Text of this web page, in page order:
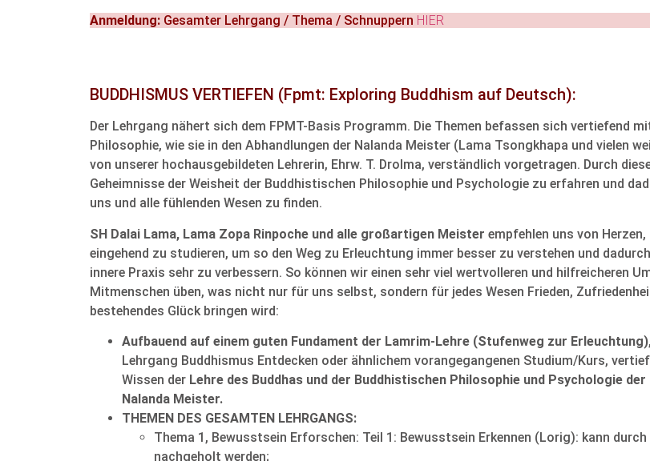
Anmeldung: Gesamter Lehrgang / Thema / Schnuppern HIER
BUDDHISMUS VERTIEFEN (Fpmt: Exploring Buddhism auf Deutsch):
Der Lehrgang nähert sich dem FPMT-Basis Programm. Die Themen befassen sich vertiefend
Philosophie, wie sie in den Abhandlungen der Nalanda Meister (Lama Tsongkhapa und vielen
von unserer hochausgebildeten Lehrerin, Ehrw. T. Drolma, verständlich vorgetragen. Durch
Geheimnisse der Weisheit der Buddhistischen Philosophie und Psychologie zu erfahren und
uns und alle fühlenden Wesen zu finden.
SH Dalai Lama, Lama Zopa Rinpoche und alle großartigen Meister empfehlen uns von Herzen,
eingehend zu studieren, um so den Weg zu Erleuchtung immer besser zu verstehen und
innere Praxis sehr zu verbessern. So können wir einen sehr viel wertvolleren und hilfreicheren
Mitmenschen üben, was nicht nur für uns selbst, sondern für jedes Wesen Frieden,
bestehendes Glück bringen wird:
Aufbauend auf einem guten Fundament der Lamrim-Lehre (Stufenweg zur Erleuchtung)
Lehrgang Buddhismus Entdecken oder ähnlichem vorangegangenen Studium/Kurs,
Wissen der Lehre des Buddhas und der Buddhistischen Philosophie und Psychologie
Nalanda Meister.
THEMEN DES GESAMTEN LEHRGANGS:
Thema 1, Bewusstsein Erforschen: Teil 1: Bewusstsein Erkennen (Lorig): kann
nachgeholt werden;